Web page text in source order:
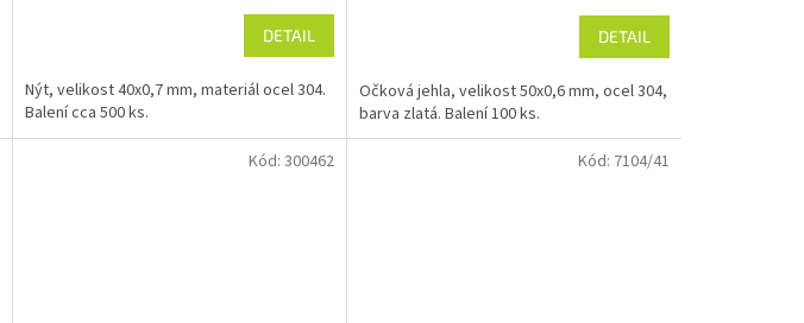
DETAIL
Nýt, velikost 40x0,7 mm, materiál ocel 304.
Balení cca 500 ks.
DETAIL
Očková jehla, velikost 50x0,6 mm, ocel 304,
barva zlatá. Balení 100 ks.
Kód: 300462 Kód: 7104/41